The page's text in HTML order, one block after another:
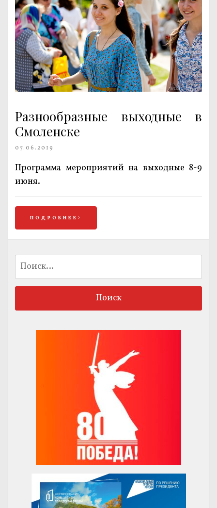
Разнообразные выходные в
Смоленске
07.06.2019
Программа мероприятий на выходные 8-9
июня.
ПОДРОБНЕЕ
Найти: